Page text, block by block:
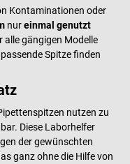
Kontaminationen oder
nureinmal genutzt
alle gängigen Modelle
Spitze finden
nutzen zu
Diese Laborhelfer
der gewünschten
ganz ohne die Hilfe von